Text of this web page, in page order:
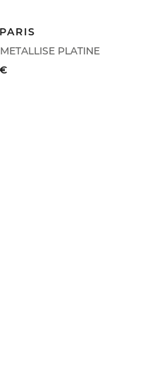
VOIR LE DÉTAIL
PLATINE